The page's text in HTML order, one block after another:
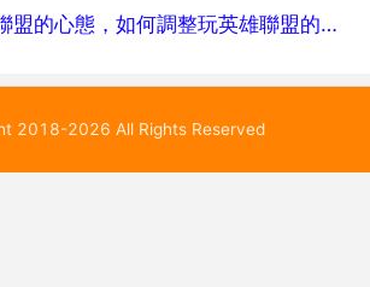
如何調整玩英雄聯盟的心態，如何調整玩英雄聯盟的心態
2018-2026 All Rights Reserved